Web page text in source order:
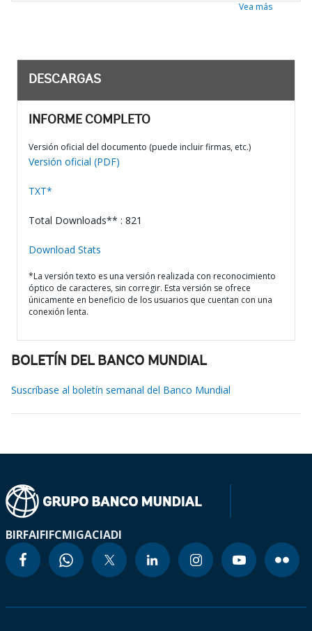
Vea más
DESCARGAS
INFORME COMPLETO
Versión oficial del documento (puede incluir firmas, etc.)
Versión oficial (PDF)
TXT*
Total Downloads** : 821
Download Stats
*La versión texto es una versión realizada con reconocimiento
óptico de caracteres, sin corregir. Esta versión se ofrece
únicamente en beneficio de los usuarios que cuentan con una
conexión lenta.
BOLETÍN DEL BANCO MUNDIAL
Suscríbase al boletín semanal del Banco Mundial
BIRFAIFIFCMIGACIADI